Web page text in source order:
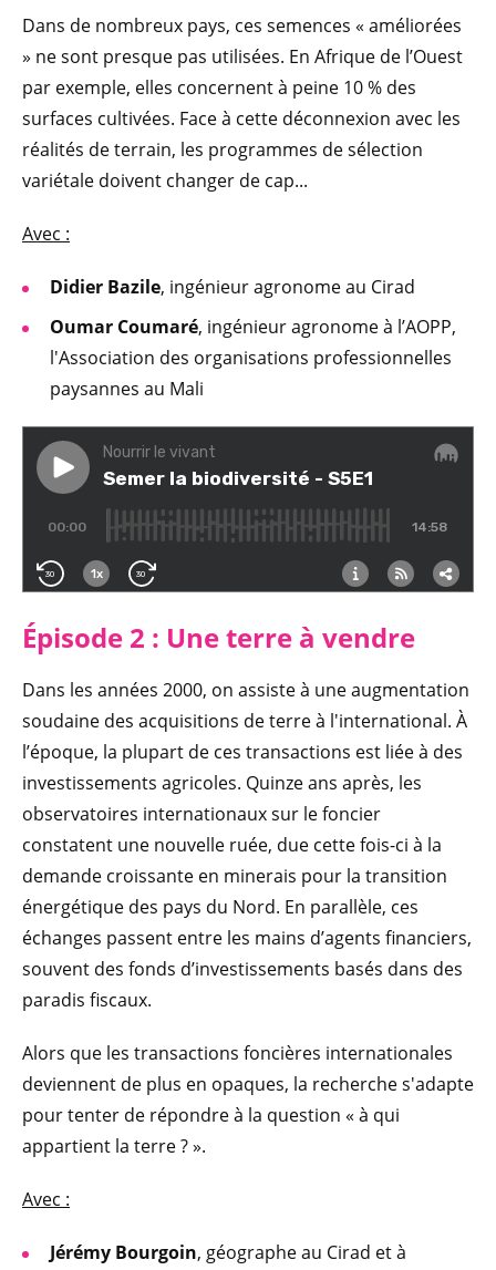
Dans de nombreux pays, ces semences « améliorées
» ne sont presque pas utilisées. En Afrique de l’Ouest
par exemple, elles concernent à peine 10 % des
surfaces cultivées. Face à cette déconnexion avec les
réalités de terrain, les programmes de sélection
variétale doivent changer de cap...
Avec :
Didier Bazile, ingénieur agronome au Cirad
Oumar Coumaré, ingénieur agronome à l’AOPP,
l'Association des organisations professionnelles
paysannes au Mali
Épisode 2 : Une terre à vendre
Dans les années 2000, on assiste à une augmentation
soudaine des acquisitions de terre à l'international. À
l’époque, la plupart de ces transactions est liée à des
investissements agricoles. Quinze ans après, les
observatoires internationaux sur le foncier
constatent une nouvelle ruée, due cette fois-ci à la
demande croissante en minerais pour la transition
énergétique des pays du Nord. En parallèle, ces
échanges passent entre les mains d’agents financiers,
souvent des fonds d’investissements basés dans des
paradis fiscaux.
Alors que les transactions foncières internationales
deviennent de plus en opaques, la recherche s'adapte
pour tenter de répondre à la question « à qui
appartient la terre ? ».
Avec :
Jérémy Bourgoin, géographe au Cirad et à